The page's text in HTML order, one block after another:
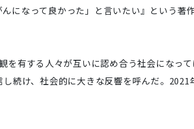
になって良かった」と言いたい』という著
有する人々が互いに認め合う社会になっ
続け、社会的に大きな反響を呼んだ。2021